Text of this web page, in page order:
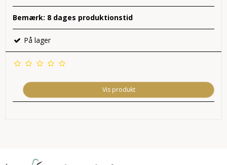
Bemærk: 8 dages produktionstid
På lager
Vis produkt